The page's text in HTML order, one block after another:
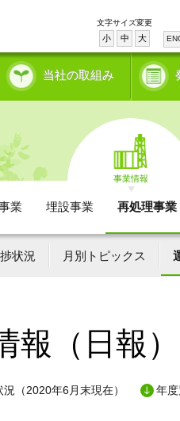
文字サイズ変更
小 中 大
当社の取組み
事業情報
業 埋設事業 再処理事業
状況 月別トピックス
（日報）
（2020年6月末現在） 年